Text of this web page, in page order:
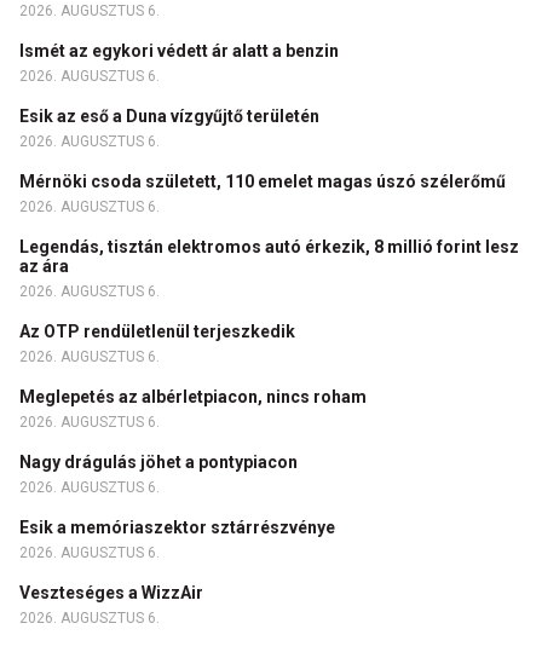
2026. AUGUSZTUS 6.
Ismét az egykori védett ár alatt a benzin
2026. AUGUSZTUS 6.
Esik az eső a Duna vízgyűjtő területén
2026. AUGUSZTUS 6.
Mérnöki csoda született, 110 emelet magas úszó szélerőmű
2026. AUGUSZTUS 6.
Legendás, tisztán elektromos autó érkezik, 8 millió forint lesz
az ára
2026. AUGUSZTUS 6.
Az OTP rendületlenül terjeszkedik
2026. AUGUSZTUS 6.
Meglepetés az albérletpiacon, nincs roham
2026. AUGUSZTUS 6.
Nagy drágulás jöhet a pontypiacon
2026. AUGUSZTUS 6.
Esik a memóriaszektor sztárrészvénye
2026. AUGUSZTUS 6.
Veszteséges a WizzAir
2026. AUGUSZTUS 6.